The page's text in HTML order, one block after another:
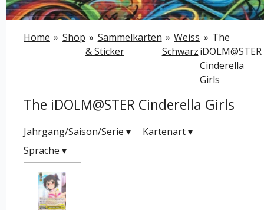
Home » Shop » Sammelkarten
& Sticker
» Weiss
Schwarz
» The
iDOLM@STER
Cinderella
Girls
The iDOLM@STER Cinderella Girls
Jahrgang/Saison/Serie ▾ Kartenart▾
Sprache ▾